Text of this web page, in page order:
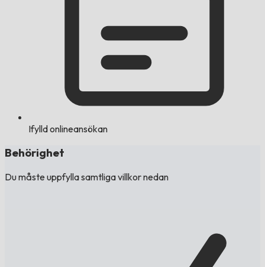
Ifylld onlineansökan
Behörighet
Du måste uppfylla samtliga villkor nedan